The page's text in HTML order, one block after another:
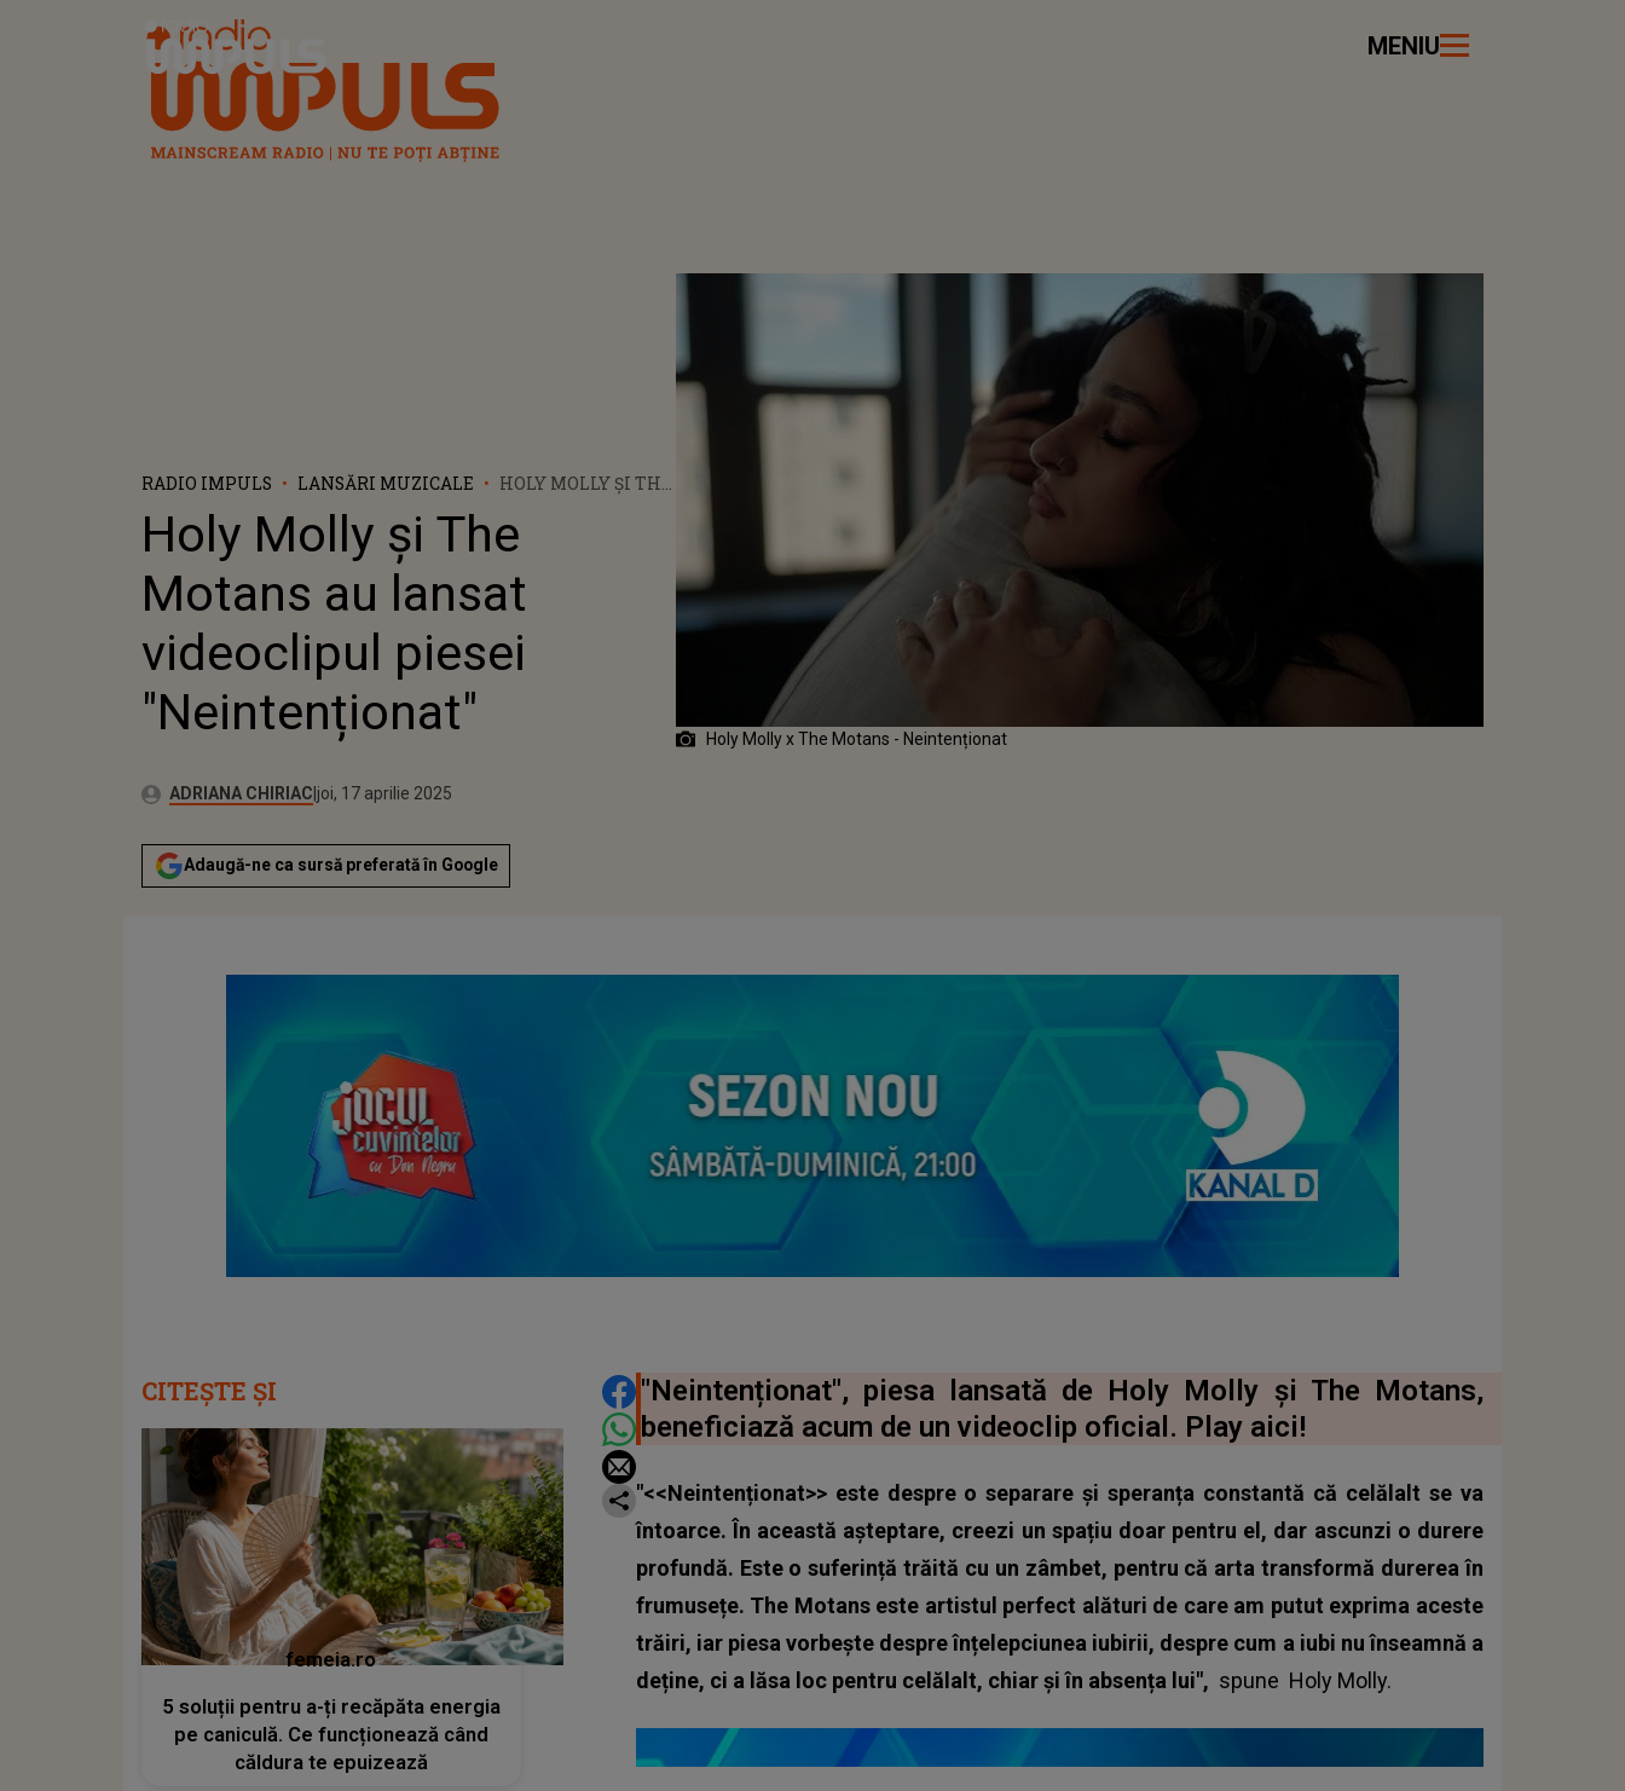
Radio Impuls MENIU
RADIO IMPULS LANSĂRI MUZICALE
HOLY MOLLY ȘI THE
LANSAT
VIDEOCLIPUL
PIESEI
"NEINTENȚIONAT"
Holy Molly și The
Motans au lansat
videoclipul piesei
"Neintenționat"
Autor:ADRIANA CHIRIACPublicat:
joi, 17 aprilie 2025
Actualizat:
joi, 17 aprilie 2025
Adaugă-ne ca sursă preferată în Google
Holy Molly x The Motans - Neintenționat
DISTRIBUIE ARTICOLUL
"Neintenționat", piesa lansată de Holy Molly și The Motans,
beneficiază acum de un videoclip oficial. Play aici!
"<<Neintenționat>> este despre o separare și speranța constantă că celălalt se va
întoarce. În această așteptare, creezi un spațiu doar pentru el, dar ascunzi o durere
profundă. Este o suferință trăită cu un zâmbet, pentru că arta transformă durerea în
frumusețe. The Motans este artistul perfect alături de care am putut exprima aceste
trăiri, iar piesa vorbește despre înțelepciunea iubirii, despre cum a iubi nu înseamnă a
deține, ci a lăsa loc pentru celălalt, chiar și în absența lui", spune Holy Molly.
CITEȘTE ȘI
femeia.ro
5 soluții pentru a-ți recăpăta energia
pe caniculă. Ce funcționează când
căldura te epuizează